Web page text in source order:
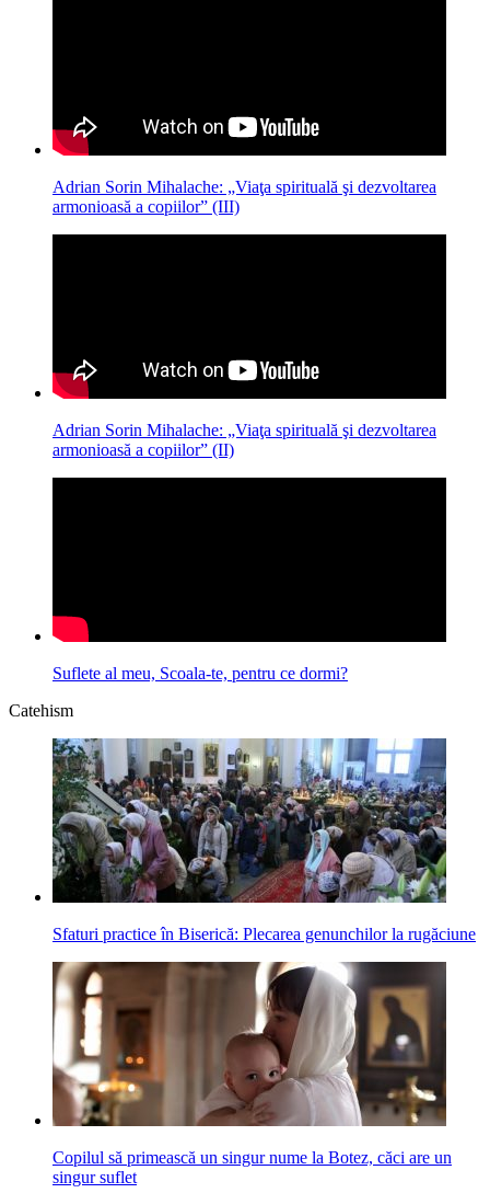
Adrian Sorin Mihalache: „Viaţa spirituală şi dezvoltarea
armonioasă a copiilor” (III)
Adrian Sorin Mihalache: „Viaţa spirituală şi dezvoltarea
armonioasă a copiilor” (II)
Suflete al meu, Scoala-te, pentru ce dormi?
Catehism
Sfaturi practice în Biserică: Plecarea genunchilor la rugăciune
Copilul să primească un singur nume la Botez, căci are un
singur suflet